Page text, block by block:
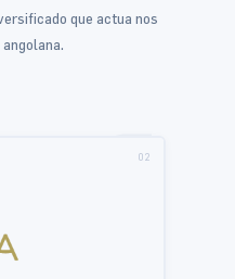
que actua nos
02